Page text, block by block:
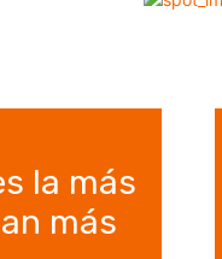
la más
más